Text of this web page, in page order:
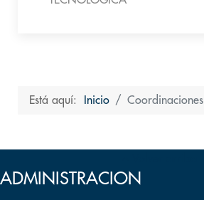
Está aquí: Inicio Coordinaciones
ADMINISTRACION